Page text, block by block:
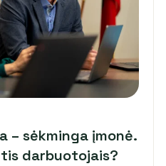
– sėkminga įmonė.
darbuotojais?